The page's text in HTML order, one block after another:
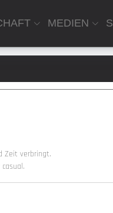
MEDIEN
Zeit verbringt.